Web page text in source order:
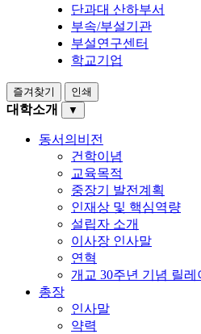
단과대 산하부서
부속/부설기관
부설연구센터
학교기업
즐겨찾기 인쇄
대학소개 ▼
동서의비전
건학이념
교육목적
중장기 발전계획
인재상 및 핵심역량
설립자 소개
이사장 인사말
연혁
개교 30주년 기념 릴레
총장
인사말
약력